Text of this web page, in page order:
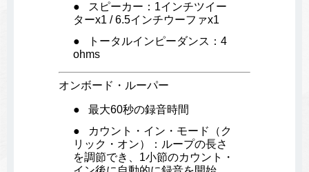
スピーカー：1インチツイー
ターx1 / 6.5インチウーファx1
トータルインピーダンス：4
ohms
オンボード・ルーパー
最大60秒の録音時間
カウント・イン・モード（ク
リック・オン）：ループの長さ
を調節でき、1小節のカウント・